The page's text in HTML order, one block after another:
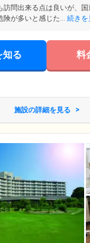
訪問出来る点は良いが、
険が多いと感じた... 続きを
知る 料
施設の詳細を見る